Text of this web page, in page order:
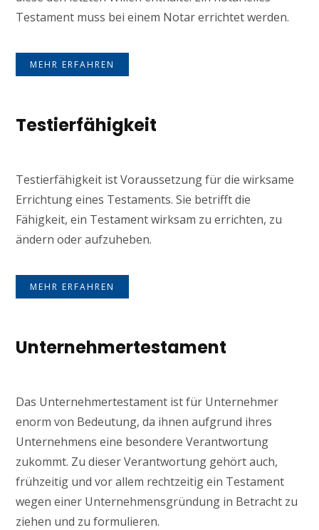
Testament muss bei einem Notar errichtet werden.
MEHR ERFAHREN
Testierfähigkeit
Testierfähigkeit ist Voraussetzung für die wirksame
Errichtung eines Testaments. Sie betrifft die
Fähigkeit, ein Testament wirksam zu errichten, zu
ändern oder aufzuheben.
MEHR ERFAHREN
Unternehmertestament
Das Unternehmertestament ist für Unternehmer
enorm von Bedeutung, da ihnen aufgrund ihres
Unternehmens eine besondere Verantwortung
zukommt. Zu dieser Verantwortung gehört auch,
frühzeitig und vor allem rechtzeitig ein Testament
wegen einer Unternehmensgründung in Betracht zu
ziehen und zu formulieren.